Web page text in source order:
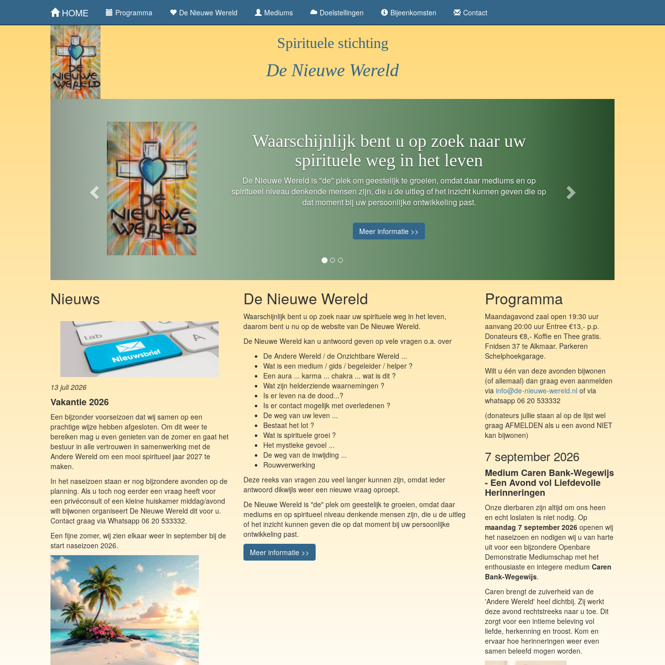
HOME Programma De Nieuwe Wereld Mediums Doelstellingen Bijeenkomsten Contact
Spirituele stichting
De Nieuwe Wereld
Waarschijnlijk bent u op zoek naar uw
spirituele weg in het leven
De Nieuwe Wereld is "de" plek om geestelijk te groeien, omdat daar mediums en op
spiritueel niveau denkende mensen zijn, die u de uitleg of het inzicht kunnen geven die op
dat moment bij uw persoonlijke ontwikkeling past.
Meer informatie >>
Nieuws
13 juli 2026
Vakantie 2026
Een bijzonder voorseizoen dat wij samen op een
prachtige wijze hebben afgesloten. Om dit weer te
bereiken mag u even genieten van de zomer en gaat het
bestuur in alle vertrouwen in samenwerking met de
Andere Wereld om een mooi spiritueel jaar 2027 te
maken.
In het naseizoen staan er nog bijzondere avonden op de
planning. Als u toch nog eerder een vraag heeft voor
een privéconsult of een kleine huiskamer middag/avond
wilt bijwonen organiseert De Nieuwe Wereld dit voor u.
Contact graag via Whatsapp 06 20 533332.
Een fijne zomer, wij zien elkaar weer in september bij de
start naseizoen 2026.
De Nieuwe Wereld
Waarschijnlijk bent u op zoek naar uw spirituele weg in het leven,
daarom bent u nu op de website van De Nieuwe Wereld.
De Nieuwe Wereld kan u antwoord geven op vele vragen o.a. over
De Andere Wereld / de Onzichtbare Wereld ...
Wat is een medium / gids / begeleider / helper ?
Een aura ... karma ... chakra ... wat is dit ?
Wat zijn helderziende waarnemingen ?
Is er leven na de dood...?
Is er contact mogelijk met overledenen ?
De weg van uw leven ...
Bestaat het lot ?
Wat is spirituele groei ?
Het mystieke gevoel ...
De weg van de inwijding ...
Rouwverwerking
Deze reeks van vragen zou veel langer kunnen zijn, omdat ieder
antwoord dikwijls weer een nieuwe vraag oproept.
De Nieuwe Wereld is "de" plek om geestelijk te groeien, omdat daar
mediums en op spiritueel niveau denkende mensen zijn, die u de uitleg
of het inzicht kunnen geven die op dat moment bij uw persoonlijke
ontwikkeling past.
Meer informatie >>
Programma
Maandagavond zaal open 19:30 uur
aanvang 20:00 uur Entree €13,- p.p.
Donateurs €8,- Koffie en Thee gratis.
Fnidsen 37 te Alkmaar. Parkeren
Schelphoekgarage.
Wilt u één van deze avonden bijwonen
(of allemaal) dan graag even aanmelden
via info@de-nieuwe-wereld.nl of via
whatsapp 06 20 533332
(donateurs jullie staan al op de lijst wel
graag AFMELDEN als u een avond NIET
kan bijwonen)
7 september 2026
Medium Caren Bank-Wegewijs
- Een Avond vol Liefdevolle
Herinneringen
Onze dierbaren zijn altijd om ons heen
en echt loslaten is niet nodig. Op
maandag 7 september 2026openen wij
het naseizoen en nodigen wij u van harte
uit voor een bijzondere Openbare
Demonstratie Mediumschap met het
enthousiaste en integere medium Caren
Bank-Wegewijs.
Caren brengt de zuiverheid van de
'Andere Wereld' heel dichtbij. Zij werkt
deze avond rechtstreeks naar u toe. Dit
zorgt voor een intieme beleving vol
liefde, herkenning en troost. Kom en
ervaar hoe herinneringen weer even
samen beleefd mogen worden.